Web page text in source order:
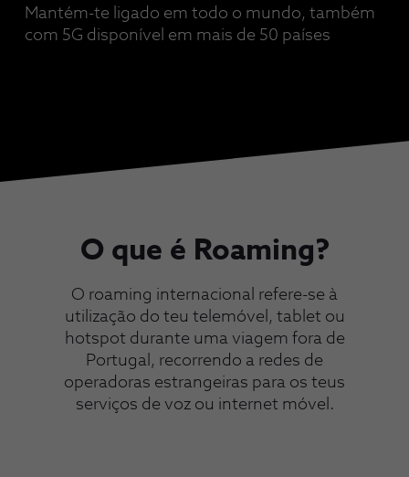
Mantém-te ligado em todo o mundo, também
com 5G disponível em mais de 50 países
O que é Roaming?
O roaming internacional refere-se à
utilização do teu telemóvel, tablet ou
hotspot durante uma viagem fora de
Portugal, recorrendo a redes de
operadoras estrangeiras para os teus
serviços de voz ou internet móvel.